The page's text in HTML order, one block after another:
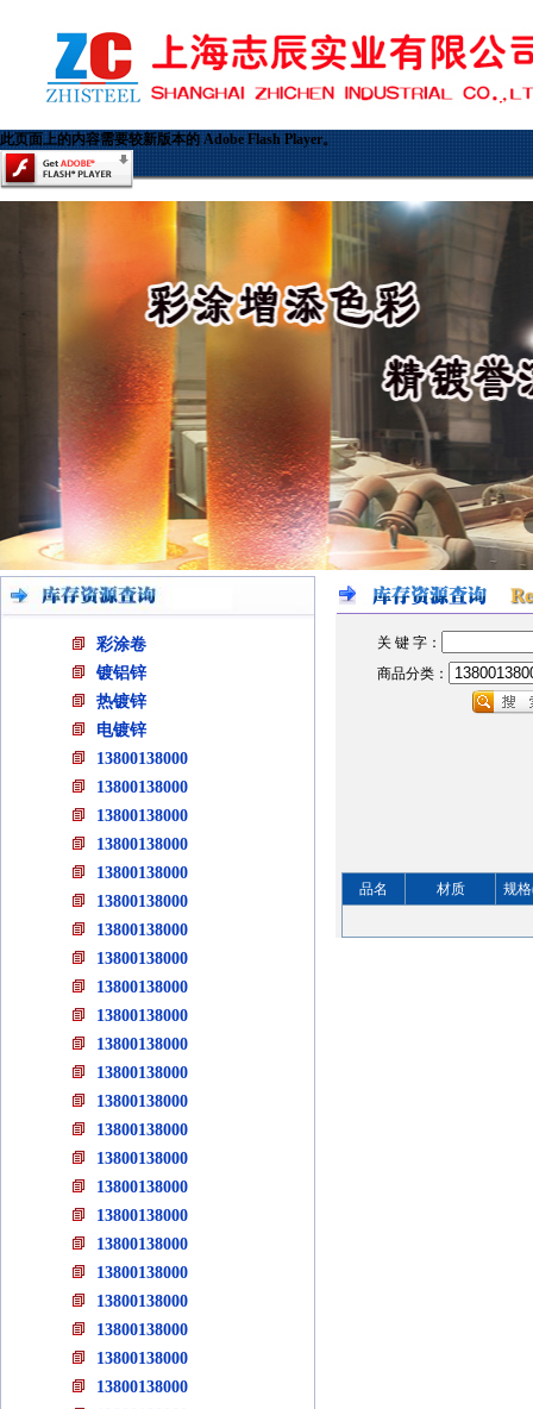
此页面上的内容需要较新版本的 Adobe Flash Player。
彩涂卷
镀铝锌
热镀锌
电镀锌
13800138000
13800138000
13800138000
13800138000
13800138000
13800138000
13800138000
13800138000
13800138000
13800138000
13800138000
13800138000
13800138000
13800138000
13800138000
13800138000
13800138000
13800138000
13800138000
13800138000
13800138000
13800138000
13800138000
关 键 字：
商品分类：
品名 材质 规